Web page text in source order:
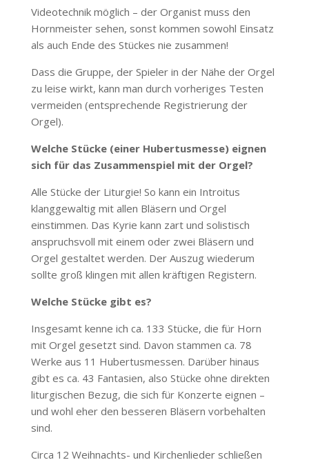
Videotechnik möglich – der Organist muss den
Hornmeister sehen, sonst kommen sowohl Einsatz
als auch Ende des Stückes nie zusammen!
Dass die Gruppe, der Spieler in der Nähe der Orgel
zu leise wirkt, kann man durch vorheriges Testen
vermeiden (entsprechende Registrierung der
Orgel).
Welche Stücke (einer Hubertusmesse) eignen
sich für das Zusammenspiel mit der Orgel?
Alle Stücke der Liturgie! So kann ein Introitus
klanggewaltig mit allen Bläsern und Orgel
einstimmen. Das Kyrie kann zart und solistisch
anspruchsvoll mit einem oder zwei Bläsern und
Orgel gestaltet werden. Der Auszug wiederum
sollte groß klingen mit allen kräftigen Registern.
Welche Stücke gibt es?
Insgesamt kenne ich ca. 133 Stücke, die für Horn
mit Orgel gesetzt sind. Davon stammen ca. 78
Werke aus 11 Hubertusmessen. Darüber hinaus
gibt es ca. 43 Fantasien, also Stücke ohne direkten
liturgischen Bezug, die sich für Konzerte eignen –
und wohl eher den besseren Bläsern vorbehalten
sind.
Circa 12 Weihnachts- und Kirchenlieder schließen